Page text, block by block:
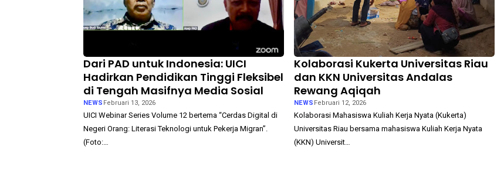
Dari PAD untuk Indonesia: UICI
Hadirkan Pendidikan Tinggi Fleksibel
di Tengah Masifnya Media Sosial
NEWS Februari 13, 2026
UICI Webinar Series Volume 12 bertema “Cerdas Digital di
Negeri Orang: Literasi Teknologi untuk Pekerja Migran”.
(Foto:…
Kolaborasi Kukerta Universitas Riau
dan KKN Universitas Andalas
Rewang Aqiqah
NEWS Februari 12, 2026
Kolaborasi Mahasiswa Kuliah Kerja Nyata (Kukerta)
Universitas Riau bersama mahasiswa Kuliah Kerja Nyata
(KKN) Universit…